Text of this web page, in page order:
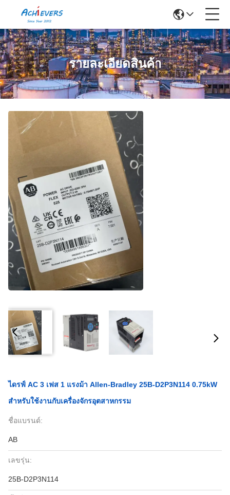
รายละเอียดสินค้า
ไดรฟ์ AC 3 เฟส 1 แรงม้า Allen-Bradley 25B-D2P3N114 0.75kW
สำหรับใช้งานกับเครื่องจักรอุตสาหกรรม
ชื่อแบรนด์:
AB
เลขรุ่น:
25B-D2P3N114